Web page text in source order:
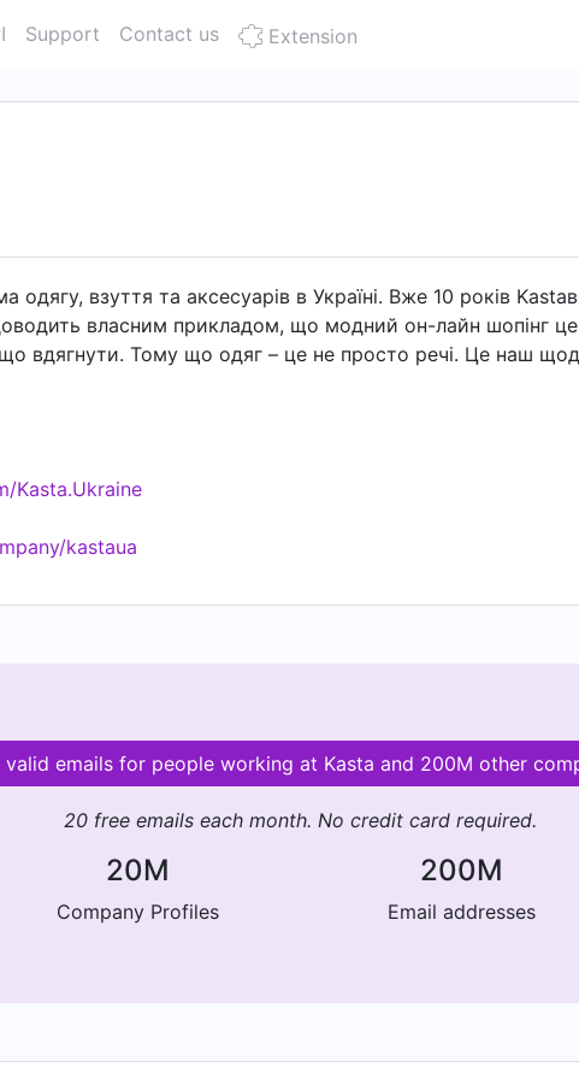
Support Contact us Extension
одягу, взуття та аксесуарів в Україні. Вже 10 років
власним прикладом, що модний он-лайн шопінг
вдягнути. Тому що одяг – це не просто речі. Це наш
надважливими відчуттями особливості, здійснює
Kasta.Ukraine
kastaua
valid emails for people working at Kasta and 200M other
20 free emails each month. No credit card required.
20M
Company Profiles
200M
Email addresses